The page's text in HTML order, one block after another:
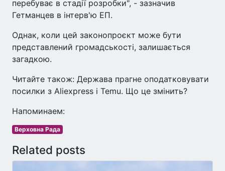
перебуває в стадії розробки", - зазначив
Гетманцев в інтерв'ю ЕП.
Однак, коли цей законопроєкт може бути
представлений громадськості, залишається
загадкою.
Читайте також: Держава прагне оподатковувати
посилки з Aliexpress і Temu. Що це змінить?
Напоминаем:
Верховна Рада
Related posts